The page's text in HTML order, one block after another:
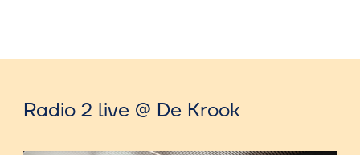
Radio 2 live @ De Krook